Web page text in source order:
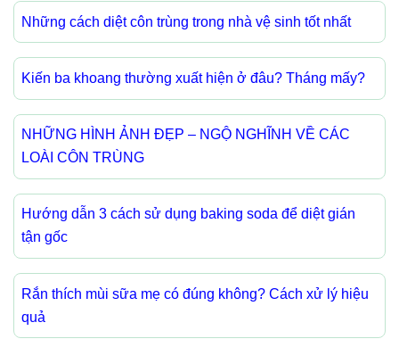
Những cách diệt côn trùng trong nhà vệ sinh tốt nhất
Kiến ba khoang thường xuất hiện ở đâu? Tháng mấy?
NHỮNG HÌNH ẢNH ĐẸP – NGỘ NGHĨNH VỀ CÁC
LOÀI CÔN TRÙNG
Hướng dẫn 3 cách sử dụng baking soda để diệt gián
tận gốc
Rắn thích mùi sữa mẹ có đúng không? Cách xử lý hiệu
quả